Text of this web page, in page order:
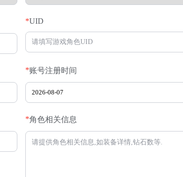
*UID
*账号注册时间
*角色相关信息